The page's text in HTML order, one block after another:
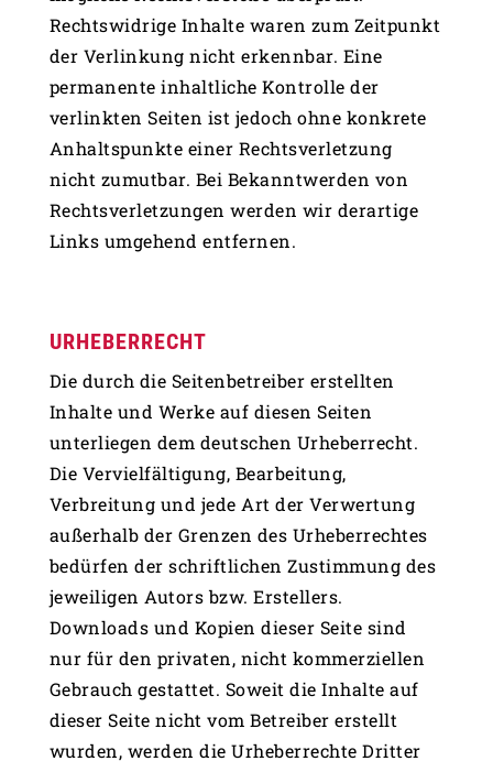
Rechtswidrige Inhalte waren zum Zeitpunkt
der Verlinkung nicht erkennbar. Eine
permanente inhaltliche Kontrolle der
verlinkten Seiten ist jedoch ohne konkrete
Anhaltspunkte einer Rechtsverletzung
nicht zumutbar. Bei Bekanntwerden von
Rechtsverletzungen werden wir derartige
Links umgehend entfernen.
URHEBERRECHT
Die durch die Seitenbetreiber erstellten
Inhalte und Werke auf diesen Seiten
unterliegen dem deutschen Urheberrecht.
Die Vervielfältigung, Bearbeitung,
Verbreitung und jede Art der Verwertung
außerhalb der Grenzen des Urheberrechtes
bedürfen der schriftlichen Zustimmung des
jeweiligen Autors bzw. Erstellers.
Downloads und Kopien dieser Seite sind
nur für den privaten, nicht kommerziellen
Gebrauch gestattet. Soweit die Inhalte auf
dieser Seite nicht vom Betreiber erstellt
wurden, werden die Urheberrechte Dritter